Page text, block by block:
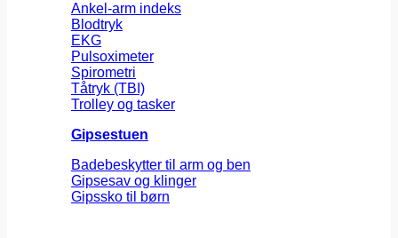
Ankel-arm indeks
Blodtryk
EKG
Pulsoximeter
Spirometri
Tåtryk (TBI)
Trolley og tasker
Gipsestuen
Badebeskytter til arm og ben
Gipsesav og klinger
Gipssko til børn